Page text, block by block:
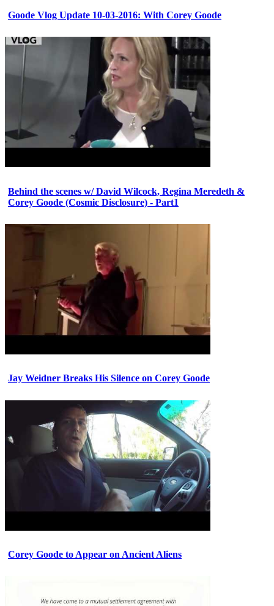
Goode Vlog Update 10-03-2016: With Corey Goode
Behind the scenes w/ David Wilcock, Regina Meredeth &
Corey Goode (Cosmic Disclosure) - Part1
Jay Weidner Breaks His Silence on Corey Goode
Corey Goode to Appear on Ancient Aliens